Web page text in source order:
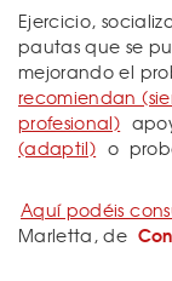
Ejercicio,
pautas que se
mejorando el
recomiendan
profesional)
(adaptil) o
Aquí podéis
Marletta, de